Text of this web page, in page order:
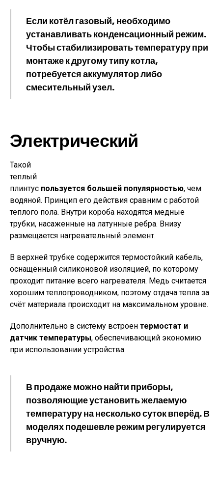
Если котёл газовый, необходимо
устанавливать конденсационный режим.
Чтобы стабилизировать температуру при
монтаже к другому типу котла,
потребуется аккумулятор либо
смесительный узел.
Электрический
Такой
теплый
плинтус пользуется большей популярностью, чем
водяной. Принцип его действия сравним с работой
теплого пола. Внутри короба находятся медные
трубки, насаженные на латунные ребра. Внизу
размещается нагревательный элемент.
В верхней трубке содержится термостойкий кабель,
оснащённый силиконовой изоляцией, по которому
проходит питание всего нагревателя. Медь считается
хорошим теплопроводником, поэтому отдача тепла за
счёт материала происходит на максимальном уровне.
Дополнительно в систему встроен термостат и
датчик температуры, обеспечивающий экономию
при использовании устройства.
В продаже можно найти приборы,
позволяющие установить желаемую
температуру на несколько суток вперёд. В
моделях подешевле режим регулируется
вручную.